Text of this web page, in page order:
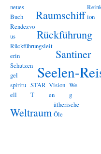
neues
Buch
Raumschiff ion
Rendezvo
us
Rückführung
Rückführungsleit
erin
Santiner
Schutzen
gel
Seelen-
spiritu
ell
STAR
T
Vision
en
We
g
Weltraum
ätherische
Öle